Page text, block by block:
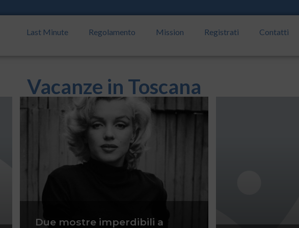
Last Minute Regolamento Mission Registrati Contatti
Vacanze in Toscana
Due mostre imperdibili a